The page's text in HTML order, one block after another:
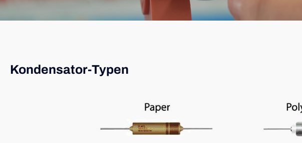
Kondensator-Typen